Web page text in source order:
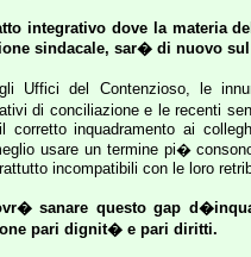
integrativo dove la materia
sindacale, sar� di nuovo
Uffici del Contenzioso, le
di conciliazione e le recenti
corretto inquadramento ai
usare un termine pi�
incompatibili con le loro
sanare questo gap
pari dignit� e pari diritti.